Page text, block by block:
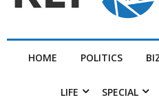
HOME POLITICS
LIFE SPECIAL